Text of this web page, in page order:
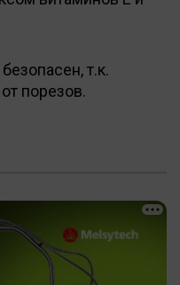
т.к.
порезов.